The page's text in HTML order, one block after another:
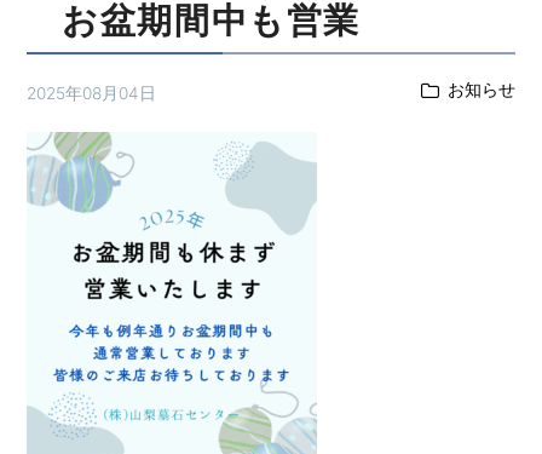
お盆期間中も営業
2025年08月04日 お知らせ